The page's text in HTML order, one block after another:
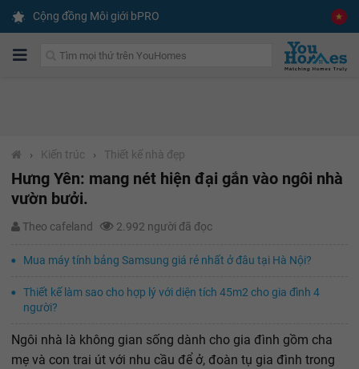
Cộng đồng Môi giới bPRO
› Kiến trúc › Thiết kế nhà đẹp
Hưng Yên: mang nét hiện đại gắn vào ngôi nhà
vườn bưởi.
Theo cafeland 2.992 người đã đọc
Mua máy tính bảng Samsung giá rẻ nhất ở đâu tại Hà Nội?
Thiết kế làm sao cho hợp lý với diện tích 45m2 cho gia đình 4
người?
Ngôi nhà là không gian sống dành cho gia đình gồm cha
mẹ và con trai út với nhu cầu để ở, đoàn tụ gia đình trong